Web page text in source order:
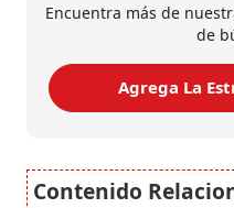
Encuentra más de
de
Agrega La